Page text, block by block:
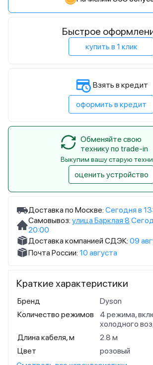
Доставка по Москве: Сегодня в
Самовывоз: улица Барклая 8
20:00
Доставка компанией СДЭК: 09
Почта России: 10 августа
Краткие характеристики
Бренд
Dyson
Количество режимов
4 режима,
холодного
Длина кабеля, м
2.8 м
Цвет
розовый
Быстрое
купить в 1 клик
Взять в кредит
оформить в кредит
Обменяйте свою
технику по trade-in
Выкупим вашу старую
оценить устройство